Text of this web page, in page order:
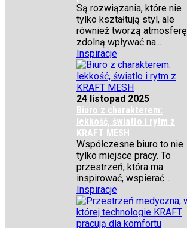
Są rozwiązania, które nie
tylko kształtują styl, ale
również tworzą atmosferę
zdolną wpływać na...
Inspiracje
24 listopad 2025
Biuro z charakterem:
lekkość, światło i rytm z
KRAFT MESH
Współczesne biuro to nie
tylko miejsce pracy. To
przestrzeń, która ma
inspirować, wspierać...
Inspiracje